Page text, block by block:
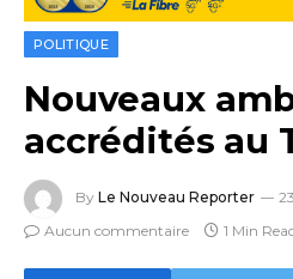
POLITIQUE
Nouveaux
accrédités au
By Le Nouveau Reporter
Aucun commentaire
1 Min